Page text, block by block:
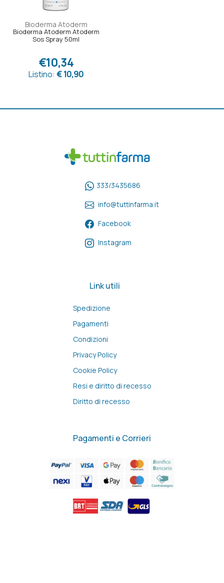
Bioderma Atoderm
Bioderma Atoderm Atoderm
Sos Spray 50ml
€10,34
Listino: € 10,90
333/3435686
info@tuttinfarma.it
Facebook
Instagram
Link utili
Spedizione
Pagamenti
Condizioni
Privacy Policy
Cookie Policy
Resi e diritto di recesso
Diritto di recesso
Pagamenti e Corrieri